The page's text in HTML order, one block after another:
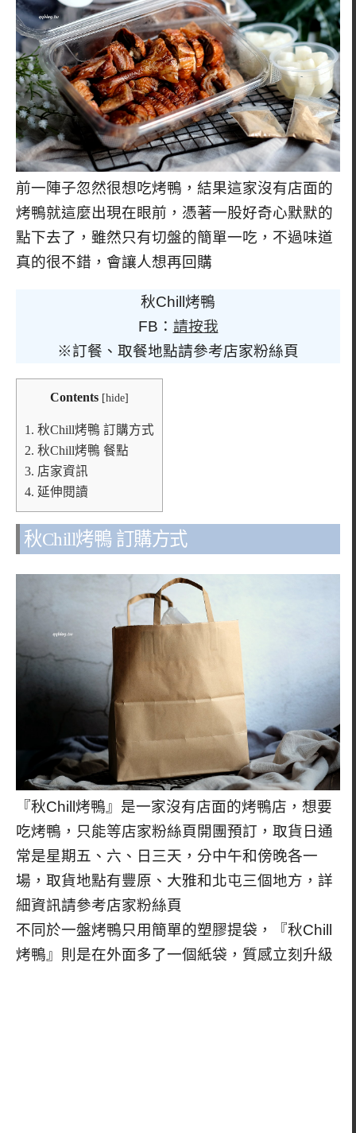
前一陣子忽然很想吃烤鴨，結果這家沒有店面的
烤鴨就這麼出現在眼前，憑著一股好奇心默默的
點下去了，雖然只有切盤的簡單一吃，不過味道
真的很不錯，會讓人想再回購
秋Chill烤鴨
FB： 請按我
※訂餐、取餐地點請參考店家粉絲頁
Contents [hide]
1. 秋Chill烤鴨 訂購方式
2. 秋Chill烤鴨 餐點
3. 店家資訊
4. 延伸閱讀
秋Chill烤鴨 訂購方式
『秋Chill烤鴨』是一家沒有店面的烤鴨店，想要
吃烤鴨，只能等店家粉絲頁開團預訂，取貨日通
常是星期五、六、日三天，分中午和傍晚各一
場，取貨地點有豐原、大雅和北屯三個地方，詳
細資訊請參考店家粉絲頁
不同於一盤烤鴨只用簡單的塑膠提袋，『秋Chill
烤鴨』則是在外面多了一個紙袋，質感立刻升級